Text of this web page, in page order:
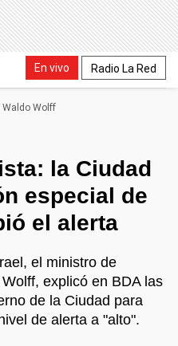
En vivo Radio La Red
Waldo Wolff
la Ciudad
especial de
el alerta
el ministro de
explicó en BDA las
de la Ciudad para
de alerta a "alto".